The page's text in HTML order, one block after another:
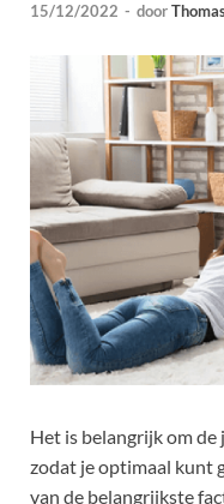
15/12/2022 - door
Het is belangrijk om
zodat je optimaal kunt
van de belangrijkste